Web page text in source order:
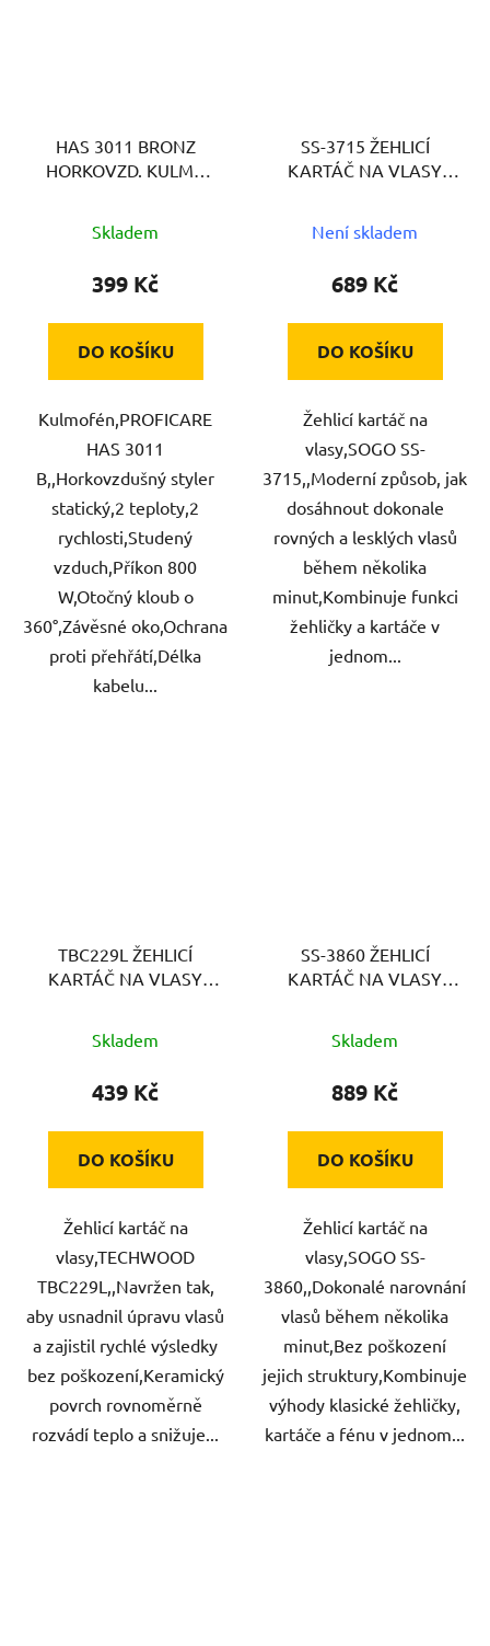
HAS 3011 BRONZ
HORKOVZD. KULMA
Skladem
399 Kč
DO KOŠÍKU
Kulmofén,PROFICARE
HAS 3011
B,,Horkovzdušný styler
statický,2 teploty,2
rychlosti,Studený
vzduch,Příkon 800
W,Otočný kloub o
360°,Závěsné oko,Ochrana
proti přehřátí,Délka
kabelu...
SS-3715 ŽEHLICÍ
KARTÁČ NA VLASY
Není skladem
689 Kč
DO KOŠÍKU
Žehlicí kartáč na
vlasy,SOGO SS-
3715,,Moderní způsob, jak
dosáhnout dokonale
rovných a lesklých vlasů
během několika
minut,Kombinuje funkci
žehličky a kartáče v
jednom...
TBC229L ŽEHLICÍ
KARTÁČ NA VLASY
Skladem
439 Kč
DO KOŠÍKU
Žehlicí kartáč na
vlasy,TECHWOOD
TBC229L,,Navržen tak,
aby usnadnil úpravu vlasů
a zajistil rychlé výsledky
bez poškození,Keramický
povrch rovnoměrně
rozvádí teplo a snižuje...
SS-3860 ŽEHLICÍ
KARTÁČ NA VLASY
Skladem
889 Kč
DO KOŠÍKU
Žehlicí kartáč na
vlasy,SOGO SS-
3860,,Dokonalé narovnání
vlasů během několika
minut,Bez poškození
jejich struktury,Kombinuje
výhody klasické žehličky,
kartáče a fénu v jednom...